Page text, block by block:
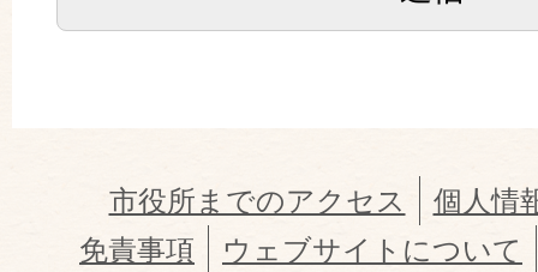
市役所までのアクセス
個人情
免責事項
ウェブサイトについて